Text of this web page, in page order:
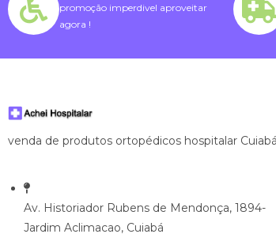
promoção imperdivel aproveitar
agora !
venda de produtos ortopédicos hospitalar Cuiabá
Av. Historiador Rubens de Mendonça, 1894-
Jardim Aclimacao, Cuiabá